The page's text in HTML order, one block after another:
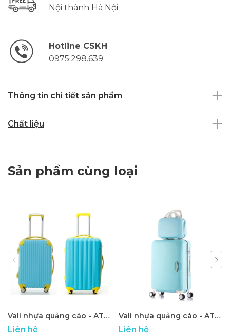
Nội thành Hà Nội
Hotline CSKH
0975.298.639
Thông tin chi tiết sản phẩm
Chất liệu
Sản phẩm cùng loại
Vali nhựa quảng cáo - ATP 20
Liên hệ
Vali nhựa quảng cáo - ATP 19
Liên hệ